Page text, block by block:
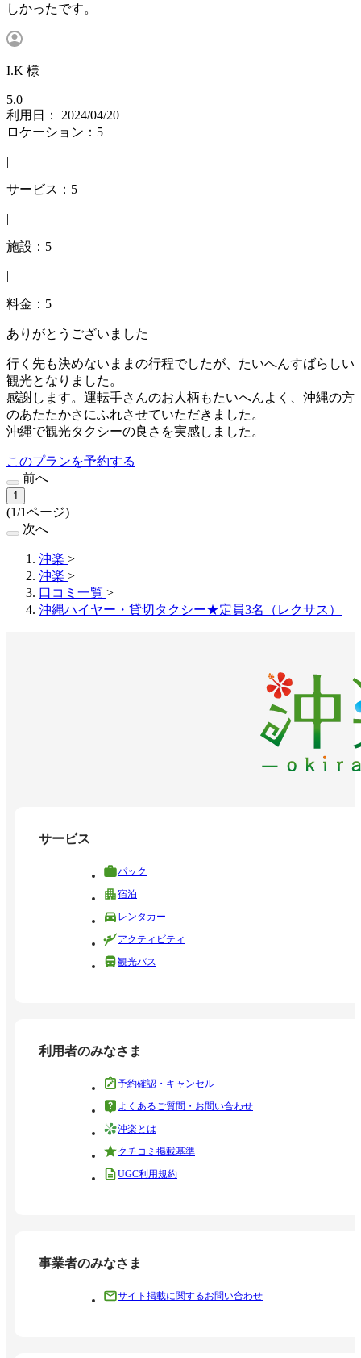
しかったです。
I.K 様
5.0
利用日： 2024/04/20
ロケーション：5
|
サービス：5
|
施設：5
|
料金：5
ありがとうございました
行く先も決めないままの行程でしたが、たいへんすばらしい
観光となりました。
感謝します。運転手さんのお人柄もたいへんよく、沖縄の方
のあたたかさにふれさせていただきました。
沖縄で観光タクシーの良さを実感しました。
このプランを予約する
前へ
1
(1/1ページ)
次へ
沖楽 >
沖楽 >
口コミ一覧 >
沖縄ハイヤー・貸切タクシー★定員3名（レクサス）
サービス
パック
宿泊
レンタカー
アクティビティ
観光バス
利用者のみなさま
予約確認・キャンセル
よくあるご質問・お問い合わせ
沖楽とは
クチコミ掲載基準
UGC利用規約
事業者のみなさま
サイト掲載に関するお問い合わせ